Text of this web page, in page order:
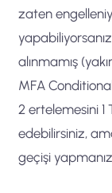
zaten
alınmamış
MFA
2 ertelemesini
edebilirsiniz,
geçişi